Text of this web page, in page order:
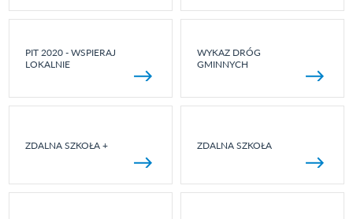
PIT 2020 - WSPIERAJ
LOKALNIE
WYKAZ DRÓG
GMINNYCH
ZDALNA SZKOŁA + ZDALNA SZKOŁA